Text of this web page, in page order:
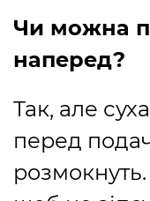
Чи можна
наперед?
Так, але
перед